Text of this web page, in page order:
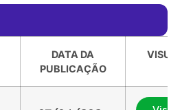
DATA DA
PUBLICAÇÃO